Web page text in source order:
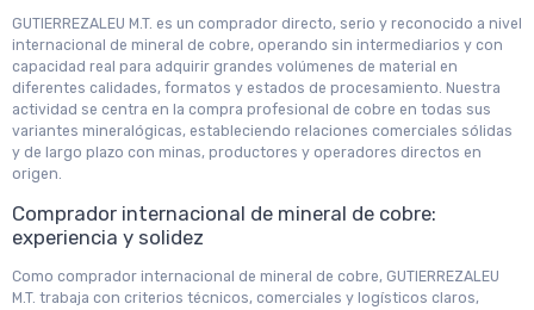
GUTIERREZALEU M.T. es un comprador directo, serio y reconocido a nivel
internacional de mineral de cobre, operando sin intermediarios y con
capacidad real para adquirir grandes volúmenes de material en
diferentes calidades, formatos y estados de procesamiento. Nuestra
actividad se centra en la compra profesional de cobre en todas sus
variantes mineralógicas, estableciendo relaciones comerciales sólidas
y de largo plazo con minas, productores y operadores directos en
origen.
Comprador internacional de mineral de cobre:
experiencia y solidez
Como comprador internacional de mineral de cobre, GUTIERREZALEU
M.T. trabaja con criterios técnicos, comerciales y logísticos claros,